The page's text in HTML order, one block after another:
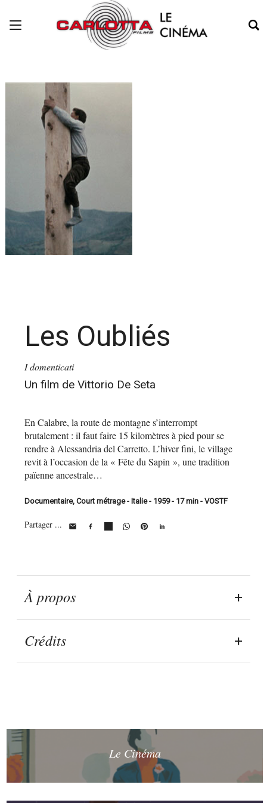
Les Oubliés
I domenticati
Un film de Vittorio De Seta
En Calabre, la route de montagne s’interrompt
brutalement : il faut faire 15 kilomètres à pied pour se
rendre à Alessandria del Carretto. L’hiver fini, le village
revit à l’occasion de la « Fête du Sapin », une tradition
païenne ancestrale…
Documentaire, Court métrage - Italie - 1959 - 17 min - VOSTF
Partager ...
À propos
Crédits
Le Cinéma